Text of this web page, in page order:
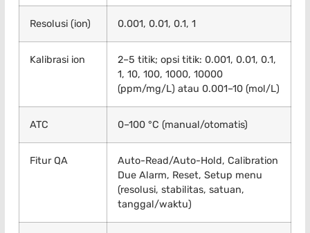
Resolusi (ion) 0.001, 0.01, 0.1, 1
Kalibrasi ion
2–5 titik; opsi titik: 0.001, 0.01, 0.1,
1, 10, 100, 1000, 10000
(ppm/mg/L) atau 0.001–10 (mol/L)
ATC 0–100 °C (manual/otomatis)
Fitur QA
Auto-Read/Auto-Hold, Calibration
Due Alarm, Reset, Setup menu
(resolusi, stabilitas, satuan,
tanggal/waktu)